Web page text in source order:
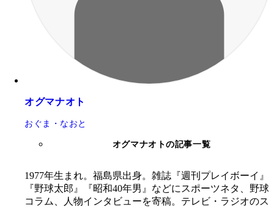
オグマナオト
おぐま・なおと
オグマナオトの記事一覧
1977年生まれ。福島県出身。雑誌『週刊プレイボーイ』
『野球太郎』『昭和40年男』などにスポーツネタ、野球
コラム、人物インタビューを寄稿。テレビ・ラジオのス